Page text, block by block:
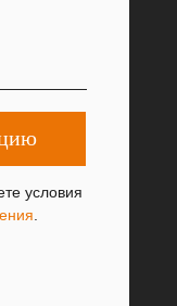
условия